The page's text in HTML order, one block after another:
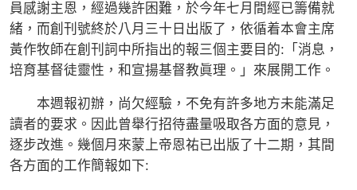
員感謝主恩，經過幾許困難，於今年七月間經已籌備就
緒，而創刊號終於八月三十日出版了，依循着本會主席
黃作牧師在創刊詞中所指出的報三個主要目的:「消息，
培育基督徒靈性，和宣揚基督教眞理。」來展開工作。
本週報初辦，尚欠經驗，不免有許多地方未能滿足
讀者的要求。因此曾舉行招待盡量吸取各方面的意見，
逐步改進。幾個月來蒙上帝恩祐已出版了十二期，其間
各方面的工作簡報如下: